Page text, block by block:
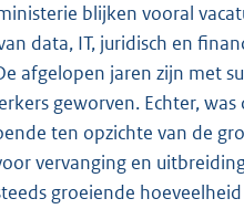
blijken vooral
data, IT, juridisch en
afgelopen jaren zijn met
geworven. Echter, was
ten opzichte van de
vervanging en
groeiende